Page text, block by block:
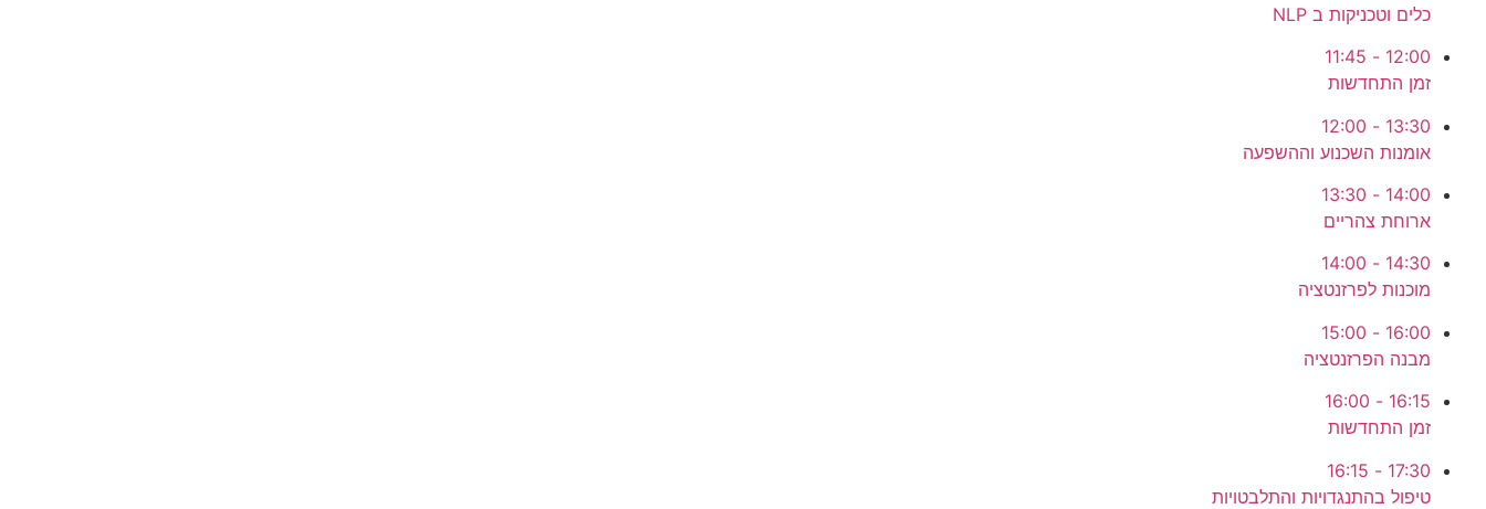
כלים וטכניקות ב NLP
12:00 - 11:45
זמן התחדשות
13:30 - 12:00
אומנות השכנוע וההשפעה
14:00 - 13:30
ארוחת צהריים
14:30 - 14:00
מוכנות לפרזנטציה
16:00 - 15:00
מבנה הפרזנטציה
16:15 - 16:00
זמן התחדשות
17:30 - 16:15
טיפול בהתנגדויות והתלבטויות